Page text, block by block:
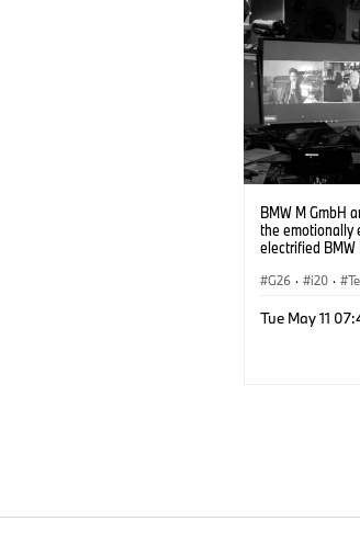
BMW M GmbH
the emotionally
electrified BMW
G26 · i20 ·
Tue May 11